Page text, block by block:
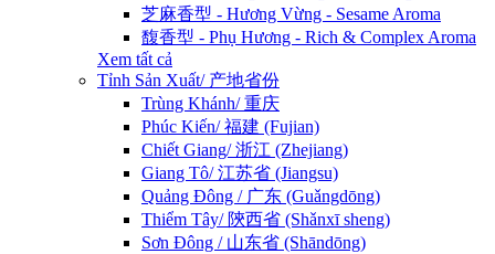
芝麻香型 - Hương Vừng - Sesame Aroma
馥香型 - Phụ Hương - Rich & Complex Aroma
Xem tất cả
Tỉnh Sản Xuất/ 产地省份
Trùng Khánh/ 重庆
Phúc Kiến/ 福建 (Fujian)
Chiết Giang/ 浙江 (Zhejiang)
Giang Tô/ 江苏省 (Jiangsu)
Quảng Đông / 广东 (Guǎngdōng)
Thiểm Tây/ 陝西省 (Shǎnxī sheng)
Sơn Đông / 山东省 (Shāndōng)